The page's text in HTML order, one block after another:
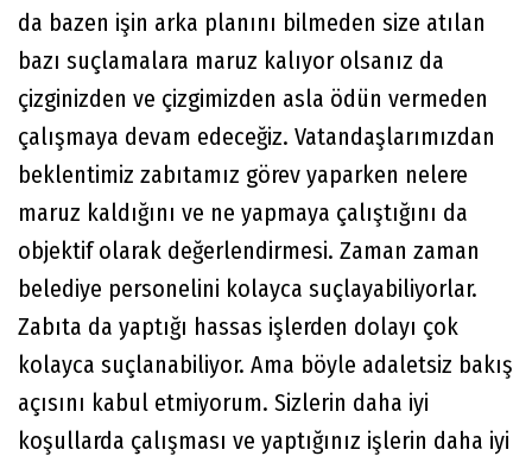
da bazen işin arka planını bilmeden size atılan
bazı suçlamalara maruz kalıyor olsanız da
çizginizden ve çizgimizden asla ödün vermeden
çalışmaya devam edeceğiz. Vatandaşlarımızdan
beklentimiz zabıtamız görev yaparken nelere
maruz kaldığını ve ne yapmaya çalıştığını da
objektif olarak değerlendirmesi. Zaman zaman
belediye personelini kolayca suçlayabiliyorlar.
Zabıta da yaptığı hassas işlerden dolayı çok
kolayca suçlanabiliyor. Ama böyle adaletsiz bakış
açısını kabul etmiyorum. Sizlerin daha iyi
koşullarda çalışması ve yaptığınız işlerin daha iyi